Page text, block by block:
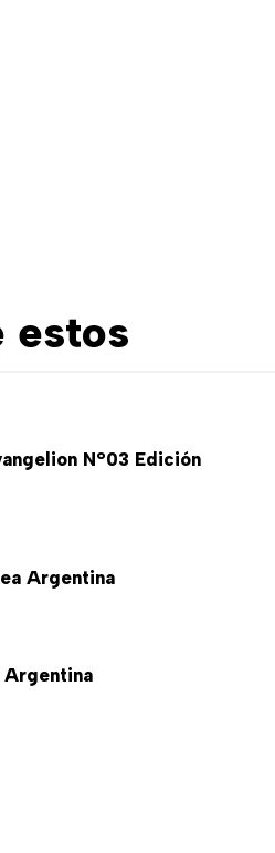
estos
N°03 Edición
Argentina
Argentina